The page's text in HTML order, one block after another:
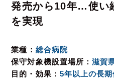
発売から10年…使い
を実現
業種
総合病院
保守対象機設置場所
滋賀
目的・効果
5年以上の長